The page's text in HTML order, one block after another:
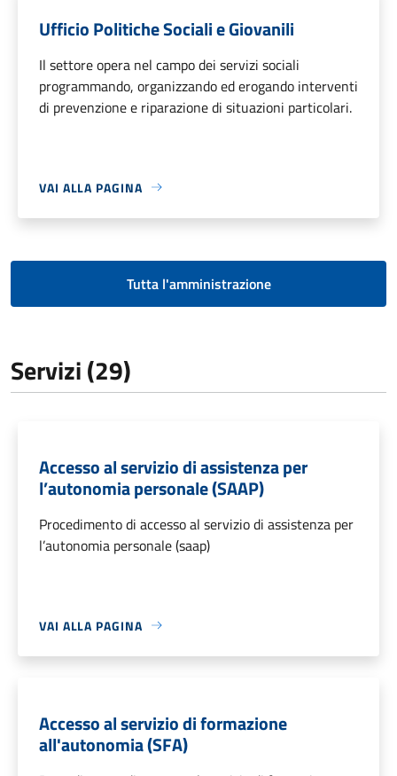
Ufficio Politiche Sociali e Giovanili
Il settore opera nel campo dei servizi sociali
programmando, organizzando ed erogando interventi
di prevenzione e riparazione di situazioni particolari.
VAI ALLA PAGINA
Tutta l'amministrazione
Servizi (29)
Accesso al servizio di assistenza per
l’autonomia personale (SAAP)
Procedimento di accesso al servizio di assistenza per
l’autonomia personale (saap)
VAI ALLA PAGINA
Accesso al servizio di formazione
all'autonomia (SFA)